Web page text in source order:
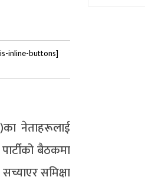
inline-buttons]
नेताहरूलाई
बैठकमा
समिक्षा